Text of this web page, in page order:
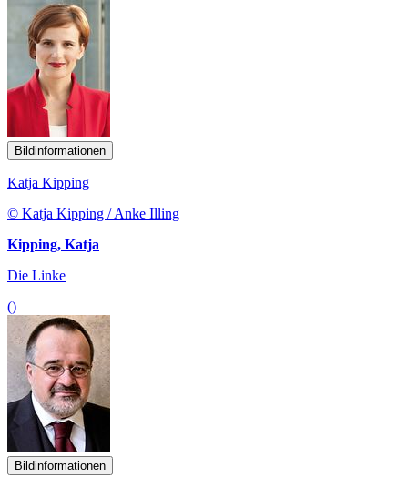
Bildinformationen
Katja Kipping
© Katja Kipping / Anke Illing
Kipping, Katja
Die Linke
()
Bildinformationen